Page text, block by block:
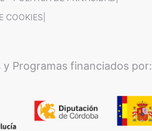
COOKIES|
y Programas financiados por: